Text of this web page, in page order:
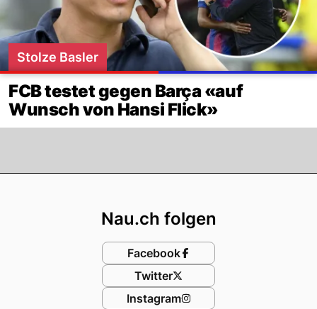
Stolze Basler
FCB testet gegen Barça «auf
Wunsch von Hansi Flick»
Nau.ch folgen
Facebook
Twitter
Instagram